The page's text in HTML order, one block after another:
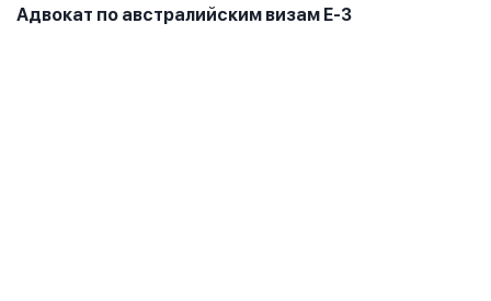
Адвокат по австралийским визам E-3